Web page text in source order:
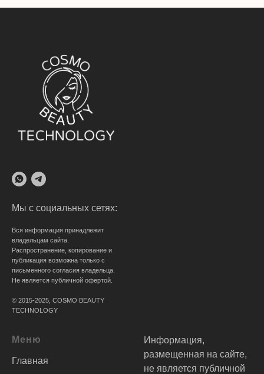
Мы с социальных сетях:
Вся информация принадлежит
владельцам сайта.
Распространение, копирование и
публикация возможна только с
письменного согласия владельца.
Не является публичной офертой.
© 2015-2025, COSMO BEAUTY
TECHNOLOGY
Меню
Главная
Информация,
размещенная на сайте,
не является публичной